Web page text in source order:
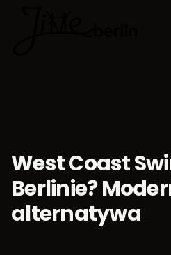
West Coast
Berlinie?
alternatywa